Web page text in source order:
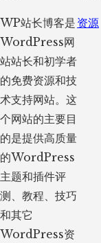
WP站长博客是
WordPress网
站站长和初学者
的免费资源和技
术支持网站。这
个网站的主要目
的是提供高质量
的WordPress
主题和插件评
测、教程、技巧
和其它
WordPress资
资源